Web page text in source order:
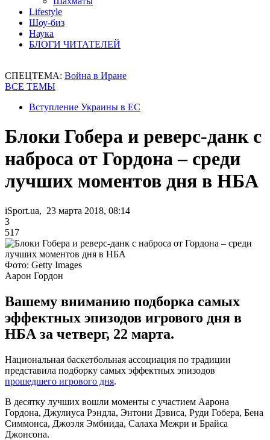
Lifestyle
Шоу-биз
Наука
БЛОГИ ЧИТАТЕЛЕЙ
СПЕЦТЕМА: Война в Иране
ВСЕ ТЕМЫ
Вступление Украины в ЕС
Блоки Гобера и реверс-данк с
наброса от Гордона – среди
лучших моментов дня в НБА
iSport.ua, 23 марта 2018, 08:14
3
517
Фото: Getty Images
Аарон Гордон
Вашему вниманию подборка самых
эффектных эпизодов игрового дня в
НБА за четверг, 22 марта.
Национальная баскетбольная ассоциация по традиции
представила подборку самых эффектных эпизодов
прошедшего игрового дня.
В десятку лучших вошли моменты с участием Аарона
Гордона, Джулиуса Рэндла, Энтони Дэвиса, Руди Гобера, Бена
Симмонса, Джоэля Эмбиида, Салаха Межри и Брайса
Джонсона.